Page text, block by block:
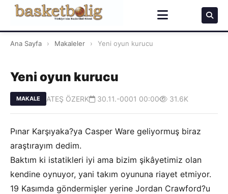
Ana Sayfa › Makaleler › Yeni oyun kurucu
Yeni oyun kurucu
MAKALE ATEŞ ÖZERK 30.11.-0001 00:00 31.6K
Pınar Karşıyaka?ya Casper Ware geliyormuş biraz
araştırayım dedim.
Baktım ki istatikleri iyi ama bizim şikâyetimiz olan
kendine oynuyor, yani takım oyununa riayet etmiyor.
19 Kasımda göndermişler yerine Jordan Crawford?u